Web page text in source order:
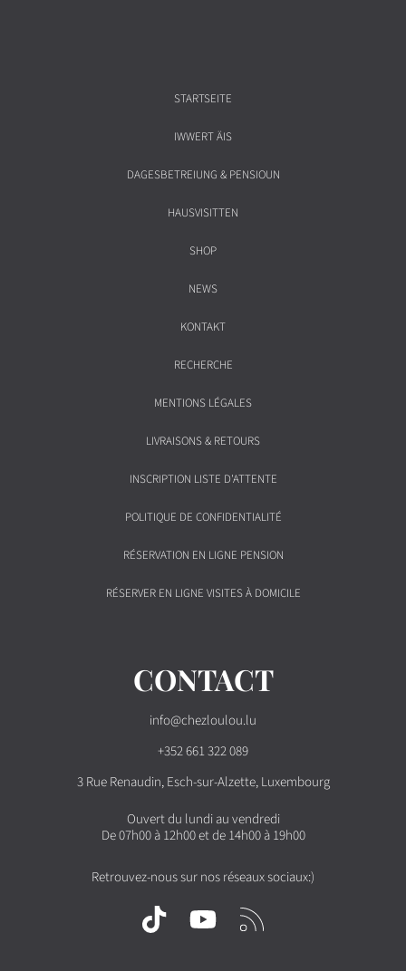
STARTSEITE
IWWERT ÄIS
DAGESBETREIUNG & PENSIOUN
HAUSVISITTEN
SHOP
NEWS
KONTAKT
RECHERCHE
MENTIONS LÉGALES
LIVRAISONS & RETOURS
INSCRIPTION LISTE D'ATTENTE
POLITIQUE DE CONFIDENTIALITÉ
RÉSERVATION EN LIGNE PENSION
RÉSERVER EN LIGNE VISITES À DOMICILE
CONTACT
info@chezloulou.lu
+352 661 322 089
3 Rue Renaudin, Esch-sur-Alzette, Luxembourg
Ouvert du lundi au vendredi
De 07h00 à 12h00 et de 14h00 à 19h00
Retrouvez-nous sur nos réseaux sociaux:)
TIKTOK YOUTUBE